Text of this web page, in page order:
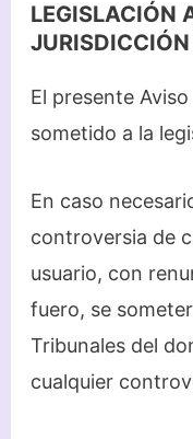
LEGISLACIÓN
El presente
sometido a la
En caso
controversia de
usuario, con
fuero, se
Tribunales del
cualquier